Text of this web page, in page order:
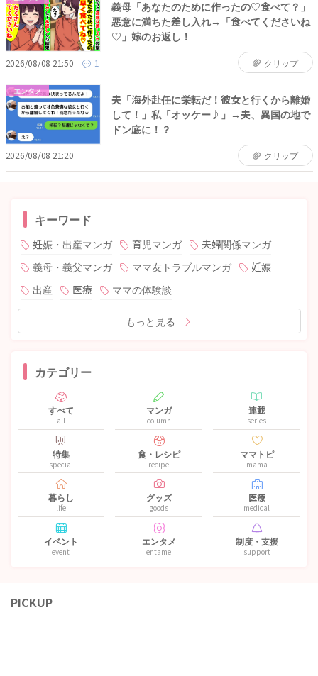
義母「あなたのために作ったの♡食べて？」
悪意に満ちた差し入れ→「食べてくださいね
♡」嫁のお返し！
2026/08/08 21:50 1 クリップ
エンタメ
夫「海外赴任に栄転だ！彼女と行くから離婚
して！」私「オッケー♪」→夫、異国の地で
ドン底に！？
2026/08/08 21:20 クリップ
キーワード
妊娠・出産マンガ 育児マンガ
夫婦関係マンガ
義母・義父マンガ
ママ友トラブルマンガ
妊娠
出産
医療 ママの体験談
もっと見る
カテゴリー
すべて
all
マンガ
column
連載
series
特集
special
食・レシピ
recipe
ママトピ
mama
暮らし
life
グッズ
goods
医療
medical
イベント
event
エンタメ
entame
制度・支援
support
PICKUP